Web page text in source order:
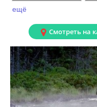
Замки и крепости
Озера Острова
Улицы и площади
Религиозные
ещё
Смотреть на